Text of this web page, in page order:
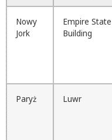
Nowy
Jork
Empire State
Building
Paryż Luwr